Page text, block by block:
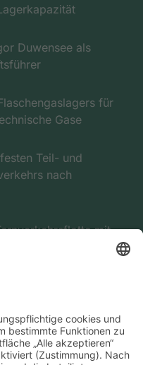
Duwensee als
für
Gase
Teil- und
nach
mit
für Propangas und
in